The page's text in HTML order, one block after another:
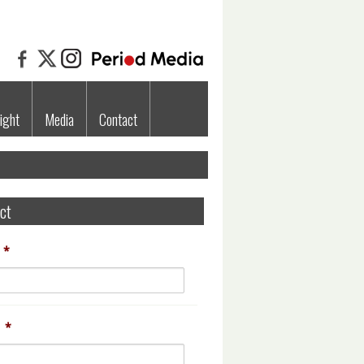
Media Contact
*
*